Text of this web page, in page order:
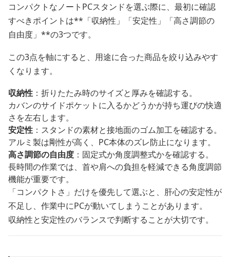
コンパクトなノートPCスタンドを選ぶ際に、最初に確認
すべきポイントは**「収納性」「安定性」「高さ調節の
自由度」**の3つです。
この3点を軸にすると、用途に合った商品を絞り込みやす
くなります。
収納性 ：折りたたみ時のサイズと厚みを確認する。
カバンのサイドポケットに入るかどうかが持ち運びの快適
さを左右します。
安定性 ：スタンドの素材と接地面のゴム加工を確認する。
アルミ製は剛性が高く、PC本体のズレ防止になります。
高さ調節の自由度 ：固定式か角度調整式かを確認する。
長時間の作業では、首や肩への負担を軽減できる角度調節
機能が重要です。
「コンパクトさ」だけを優先して選ぶと、肝心の安定性が
不足し、作業中にPCが動いてしまうことがあります。
収納性と安定性のバランスで判断することが大切です。